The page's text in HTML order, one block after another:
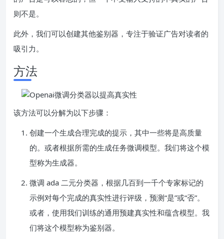
则不是。
此外，我们可以创建其他鉴别器，专注于验证广告对读者的
吸引力。
方法
该方法可以分解为以下步骤：
创建一个生成合理完成的提示，其中一些将是高质量
的。或者根据所需的生成任务微调模型。我们将这个模
型称为生成器。
微调 ada 二元分类器，根据几百到一千个专家标记的
示例对每个完成的真实性进行评级，预测“是”或“否”。
或者，使用我们训练的通用预建真实性和蕴含模型。我
们将这个模型称为鉴别器。